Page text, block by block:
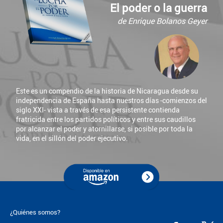
El poder o la guerra
de Enrique Bolanos Geyer
Este es un compendio de la historia de Nicaragua desde su
independencia de España hasta nuestros días -comienzos del
siglo XXI- vista a través de esa persistente contienda
fratricida entre los partidos políticos y entre sus caudillos
por alcanzar el poder y atornillarse, si posible por toda la
vida, en el sillón del poder ejecutivo.
¿Quiénes somos?